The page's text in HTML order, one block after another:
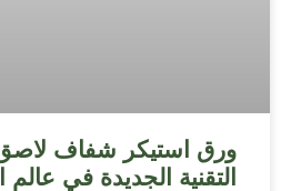
ورق استيكر شفاف لاصق
التقنية الجديدة في عالم